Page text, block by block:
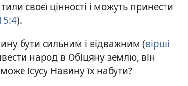
своєї цінності і можуть принести
).
бути сильним і відважним (вірші
народ в Обіцяну землю, він
Ісусу Навину їх набути?